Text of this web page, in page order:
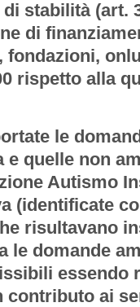
stabilità (art.
di
rispetto alla
le
quelle non
Autismo
(identificate
risultavano
le domande
essendo
contributo ai